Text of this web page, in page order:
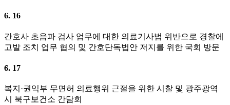
6. 16
간호사 초음파 검사 업무에 대한 의료기사법 위반으로 경찰에
고발 조치 업무 협의 및 간호단독법안 저지를 위한 국회 방문
6. 17
복지·권익부 무면허 의료행위 근절을 위한 시찰 및 광주광역
시 북구보건소 간담회